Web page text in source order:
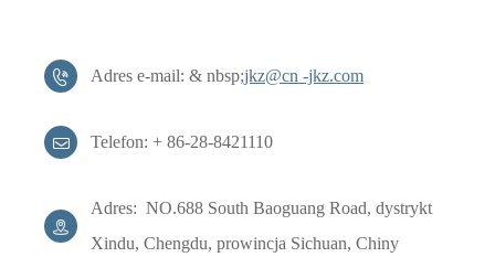
 Adres e-mail: & nbsp;jkz@cn -jkz.com
 Telefon: + 86-28-8421110

Adres: NO.688 South Baoguang Road, dystrykt
Xindu, Chengdu, prowincja Sichuan, Chiny